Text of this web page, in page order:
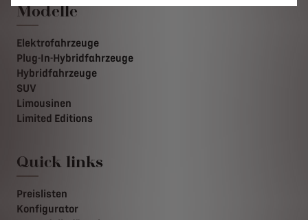
Modelle
Elektrofahrzeuge
Plug-In-Hybridfahrzeuge
Hybridfahrzeuge
SUV
Limousinen
Limited Editions
Quick links
Preislisten
Konfigurator